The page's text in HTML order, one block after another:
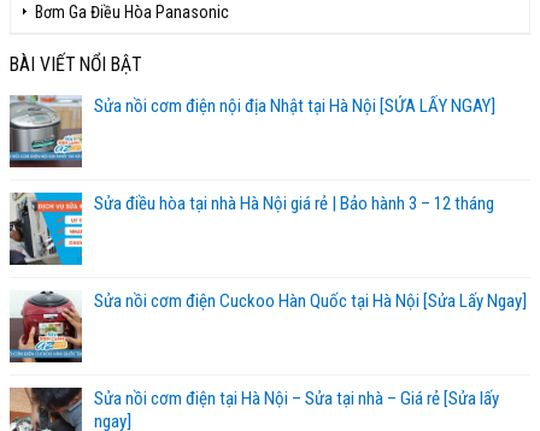
Bơm Ga Điều Hòa Panasonic
BÀI VIẾT NỔI BẬT
Sửa nồi cơm điện nội địa Nhật tại Hà Nội [SỬA LẤY NGAY]
Sửa điều hòa tại nhà Hà Nội giá rẻ | Bảo hành 3 – 12 tháng
Sửa nồi cơm điện Cuckoo Hàn Quốc tại Hà Nội [Sửa Lấy Ngay]
Sửa nồi cơm điện tại Hà Nội – Sửa tại nhà – Giá rẻ [Sửa lấy
ngay]